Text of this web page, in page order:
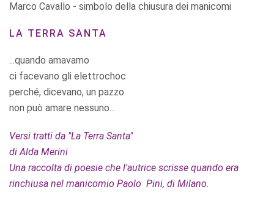
Marco Cavallo - simbolo della chiusura dei manicomi
LA TERRA SANTA
...quando amavamo
ci facevano gli elettrochoc
perché, dicevano, un pazzo
non può amare nessuno...
Versi tratti da "La Terra Santa"
di Alda Merini
Una raccolta di poesie che l'autrice scrisse quando era
rinchiusa nel manicomio Paolo Pini, di Milano.